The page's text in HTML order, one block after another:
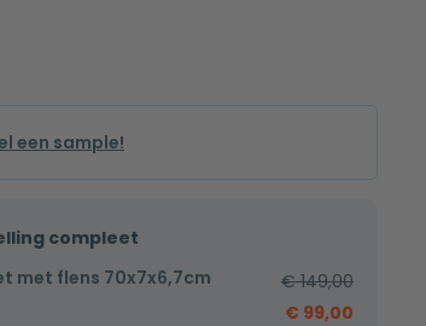
een sample!
compleet
met flens 70x7x6,7cm
€149,00
€ 99,00